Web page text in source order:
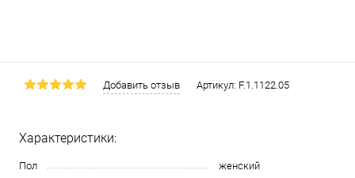
Добавить отзыв Артикул: F.1.1122.05
Характеристики:
Пол
женский